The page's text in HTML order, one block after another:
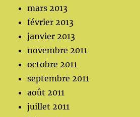
mars 2013
février 2013
janvier 2013
novembre 2011
octobre 2011
septembre 2011
août 2011
juillet 2011